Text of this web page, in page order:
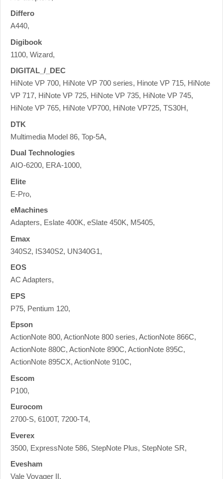
Differo
A440,
Digibook
1100, Wizard,
DIGITAL_/_DEC
HiNote VP 700, HiNote VP 700 series, Hinote VP 715, HiNote
VP 717, HiNote VP 725, HiNote VP 735, HiNote VP 745,
HiNote VP 765, HiNote VP700, HiNote VP725, TS30H,
DTK
Multimedia Model 86, Top-5A,
Dual Technologies
AIO-6200, ERA-1000,
Elite
E-Pro,
eMachines
Adapters, Eslate 400K, eSlate 450K, M5405,
Emax
340S2, IS340S2, UN340G1,
EOS
AC Adapters,
EPS
P75, Pentium 120,
Epson
ActionNote 800, ActionNote 800 series, ActionNote 866C,
ActionNote 880C, ActionNote 890C, ActionNote 895C,
ActionNote 895CX, ActionNote 910C,
Escom
P100,
Eurocom
2700-S, 6100T, 7200-T4,
Everex
3500, ExpressNote 586, StepNote Plus, StepNote SR,
Evesham
Vale Voyager II,